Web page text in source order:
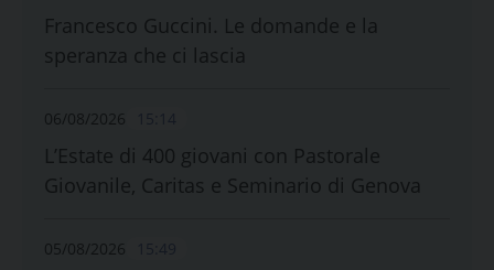
Francesco Guccini. Le domande e la
speranza che ci lascia
06/08/2026
L’Estate di 400 giovani con Pastorale
Giovanile, Caritas e Seminario di Genova
05/08/2026